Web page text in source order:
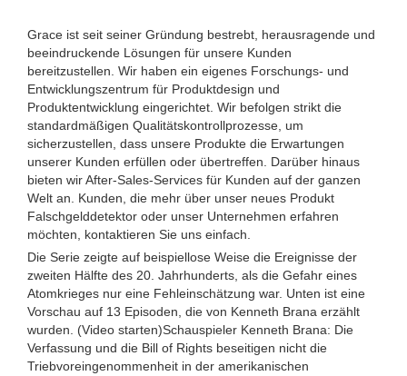
Grace ist seit seiner Gründung bestrebt, herausragende und
beeindruckende Lösungen für unsere Kunden
bereitzustellen. Wir haben ein eigenes Forschungs- und
Entwicklungszentrum für Produktdesign und
Produktentwicklung eingerichtet. Wir befolgen strikt die
standardmäßigen Qualitätskontrollprozesse, um
sicherzustellen, dass unsere Produkte die Erwartungen
unserer Kunden erfüllen oder übertreffen. Darüber hinaus
bieten wir After-Sales-Services für Kunden auf der ganzen
Welt an. Kunden, die mehr über unser neues Produkt
Falschgelddetektor oder unser Unternehmen erfahren
möchten, kontaktieren Sie uns einfach.
Die Serie zeigte auf beispiellose Weise die Ereignisse der
zweiten Hälfte des 20. Jahrhunderts, als die Gefahr eines
Atomkrieges nur eine Fehleinschätzung war. Unten ist eine
Vorschau auf 13 Episoden, die von Kenneth Brana erzählt
wurden. (Video starten)Schauspieler Kenneth Brana: Die
Verfassung und die Bill of Rights beseitigen nicht die
Triebvoreingenommenheit in der amerikanischen